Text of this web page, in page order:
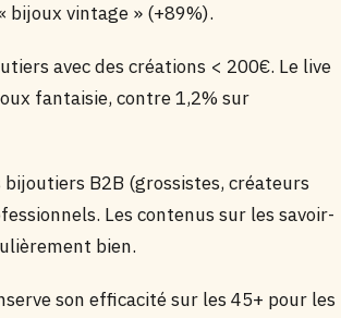
bijoux vintage » (+89%).
avec des créations < 200€. Le live
fantaisie, contre 1,2% sur
B2B (grossistes, créateurs
Les contenus sur les savoir-
bien.
son efficacité sur les 45+ pour les